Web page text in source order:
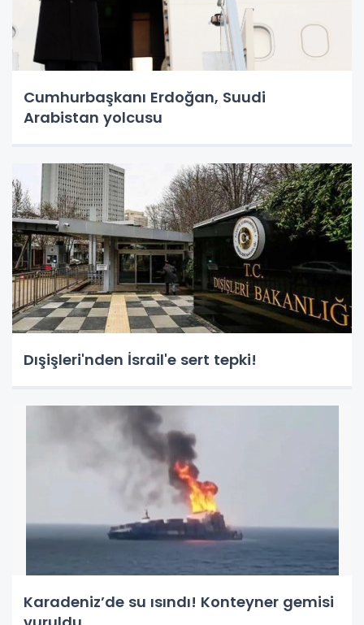
Cumhurbaşkanı Erdoğan, Suudi
Arabistan yolcusu
Dışişleri'nden İsrail'e sert tepki!
Karadeniz’de su ısındı! Konteyner gemisi